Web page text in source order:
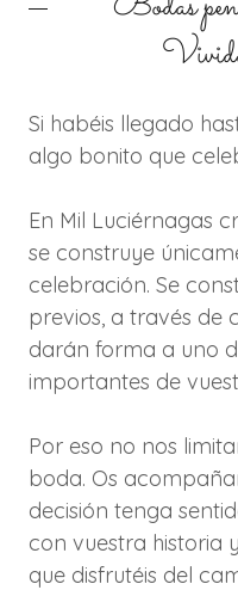
Si habéis llegado
algo bonito que
En Mil Luciérnagas
se construye
celebración. Se
previos, a través de
darán forma a uno
importantes de
Por eso no nos
boda. Os
decisión tenga
con vuestra historia
que disfrutéis del